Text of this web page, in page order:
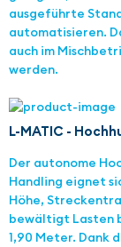
ausgeführte
automatisieren.
auch im
werden.
L-MATIC -
Der autonome
Handling eignet
Höhe,
bewältigt Lasten
1,90 Meter.